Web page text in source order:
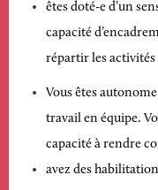
êtes doté-e d’un
capacité
répartir les activités
Vous êtes
travail en équipe.
capacité à rendre
avez des